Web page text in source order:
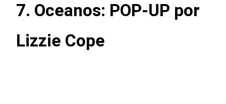
7. Oceanos: POP-UP por
Lizzie Cope